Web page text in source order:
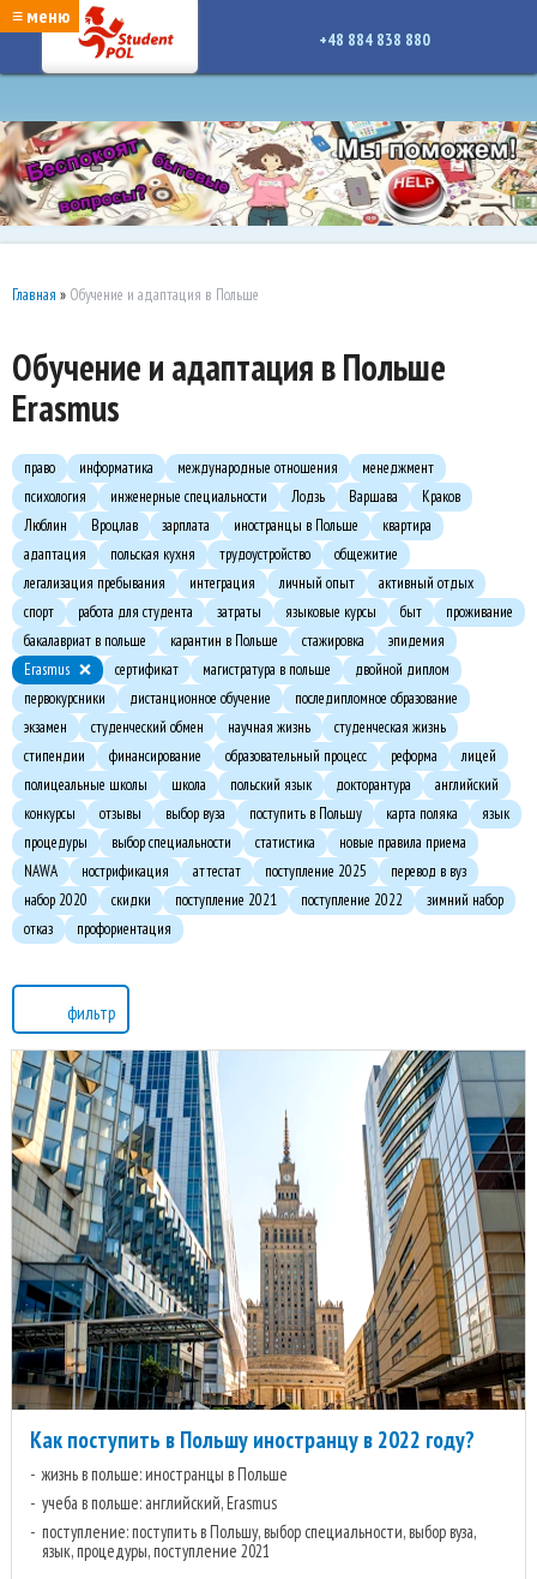
google-site-verification: google7a917c261df1566b.htmlgoogle-site-verification:
google7a917c261df1566b.html
≡ меню
+48 884 838 880
Главная » Обучение и адаптация в Польше
Обучение и адаптация в Польше
Erasmus
право информатика международные отношения
менеджмент
психология
инженерные специальности Лодзь Варшава
Краков
Люблин
Вроцлав зарплата иностранцы в Польше
квартира
адаптация
польская кухня трудоустройство
общежитие
легализация пребывания
интеграция личный опыт
активный отдых
спорт
работа для студента затраты языковые курсы быт
проживание
бакалавриат в польше
карантин в Польше стажировка
эпидемия
Erasmus
сертификат магистратура в польше
двойной диплом
первокурсники
дистанционное обучение
последипломное образование
экзамен
студенческий обмен научная жизнь
студенческая жизнь
стипендии
финансирование образовательный процесс реформа
лицей
полицеальные школы
школа польский язык докторантура
английский
конкурсы
отзывы выбор вуза поступить в Польшу карта поляка
язык
процедуры
выбор специальности статистика
новые правила приема
NAWA
нострификация аттестат поступление 2025
перевод в вуз
набор 2020
скидки поступление 2021 поступление 2022
зимний набор
отказ
профориентация
фильтр
Как поступить в Польшу иностранцу в 2022 году?
жизнь в польше: иностранцы в Польше
учеба в польше: английский, Erasmus
поступление: поступить в Польшу, выбор специальности, выбор вуза,
язык, процедуры, поступление 2021